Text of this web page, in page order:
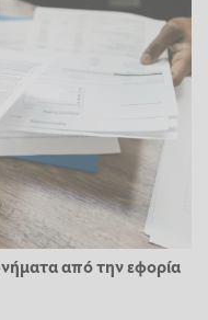
από την εφορία